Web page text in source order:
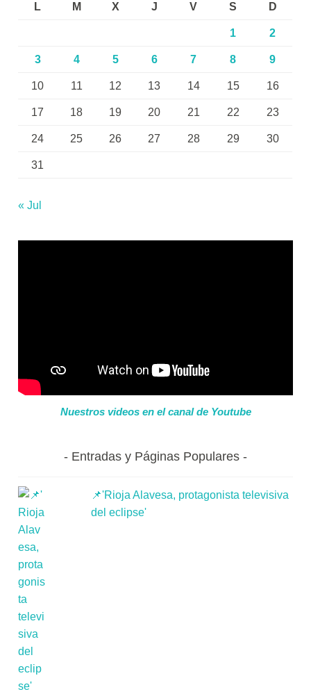
L
M X J V S D
1 2
3 4 5 6 7 8 9
10 11 12 13 14 15 16
17 18 19 20 21 22 23
24 25 26 27 28 29 30
31
« Jul
Nuestros videos en el canal de Youtube
Entradas y Páginas Populares
📌'Rioja Alavesa, protagonista televisiva
del eclipse'